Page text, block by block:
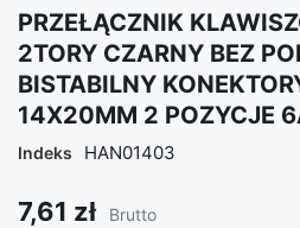
PRZEŁĄCZNIK
2TORY CZARNY BEZ
BISTABILNY
14X20MM 2 POZYCJE
Indeks HAN01403
7,61 zł Brutto